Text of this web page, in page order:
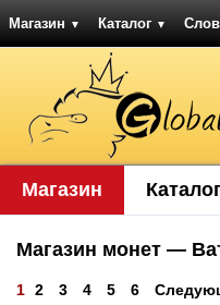
Магазин ▼ Каталог ▼
Магазин Каталог
Магазин монет —
1 2 3 4 5 6